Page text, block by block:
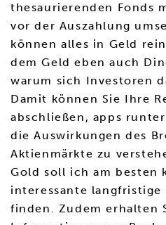
thesaurierenden Fonds
vor der Auszahlung
können alles in Geld
dem Geld eben auch
warum sich Investoren
Damit können Sie Ihre
abschließen, apps
die Auswirkungen des
Aktienmärkte zu
Gold soll ich am besten
interessante langfristige
finden. Zudem erhalten